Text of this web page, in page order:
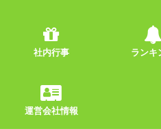
社内行事 ランキ
運営会社情報